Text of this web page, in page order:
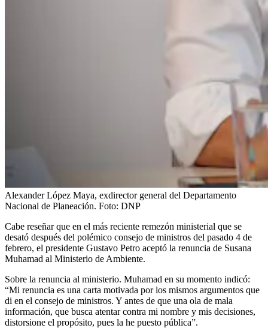
Alexander López Maya, exdirector general del Departamento
Nacional de Planeación. Foto: DNP
Cabe reseñar que en el más reciente remezón ministerial que se
desató después del polémico consejo de ministros del pasado 4 de
febrero, el presidente Gustavo Petro aceptó la renuncia de Susana
Muhamad al Ministerio de Ambiente.
Sobre la renuncia al ministerio. Muhamad en su momento indicó:
“Mi renuncia es una carta motivada por los mismos argumentos que
di en el consejo de ministros. Y antes de que una ola de mala
información, que busca atentar contra mi nombre y mis decisiones,
distorsione el propósito, pues la he puesto pública”.